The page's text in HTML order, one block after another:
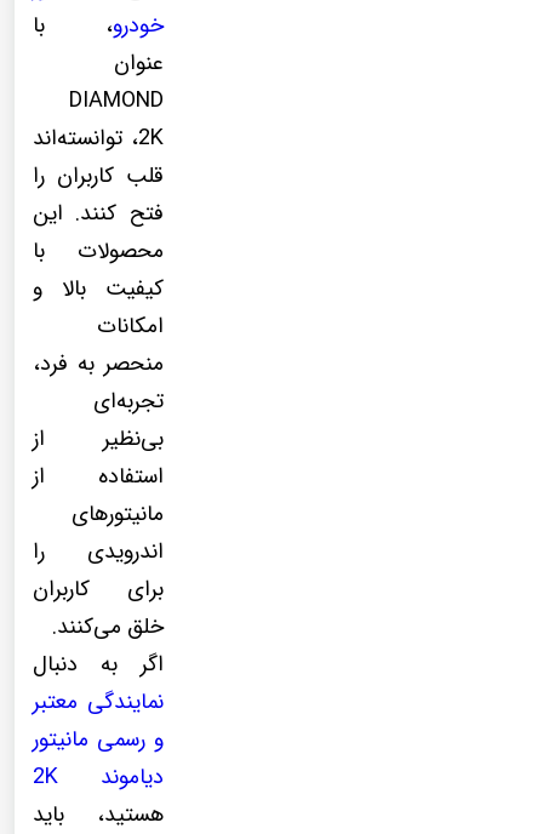
خودرو، با
عنوان
DIAMOND
2K، توانسته‌اند
قلب کاربران را
فتح کنند. این
محصولات با
کیفیت بالا و
امکانات
منحصر به فرد،
تجربه‌ای
بی‌نظیر از
استفاده از
مانیتورهای
اندرویدی را
برای کاربران
خلق می‌کنند.
اگر به دنبال
نمایندگی معتبر
و رسمی مانیتور
دیاموند 2K
هستید، باید